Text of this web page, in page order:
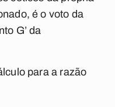
é o voto da
G’ da
para a razão